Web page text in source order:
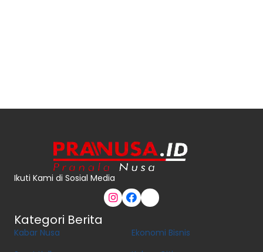
Ikuti Kami di Sosial Media
Kategori Berita
Kabar Nusa
Ekonomi Bisnis